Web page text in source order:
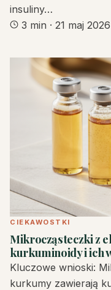
insuliny…
3 min · 21 maj 2026
CIEKAWOSTKI
Mikrocząsteczki z
kurkuminoidy i ich
Kluczowe wnioski:
kurkumy zawierają